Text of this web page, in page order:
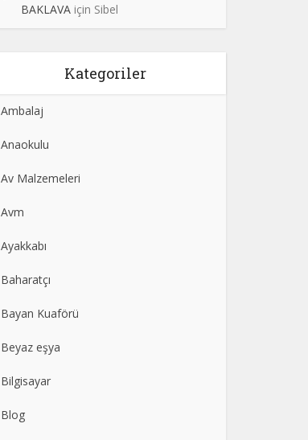
BAKLAVA için Sibel
Kategoriler
Ambalaj
Anaokulu
Av Malzemeleri
Avm
Ayakkabı
Baharatçı
Bayan Kuaförü
Beyaz eşya
Bilgisayar
Blog